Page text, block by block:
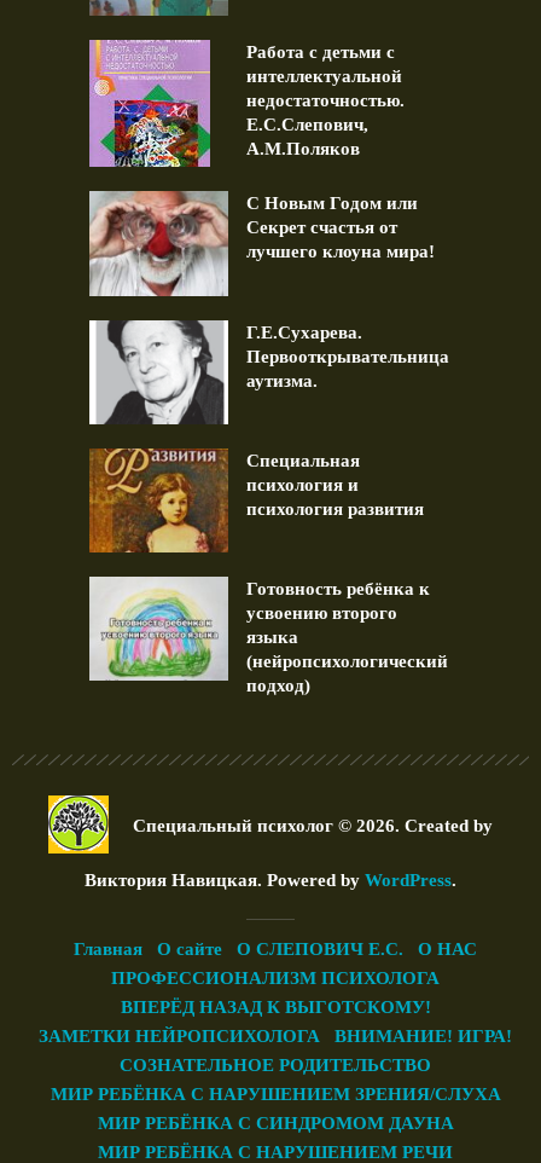
Работа с детьми с
интеллектуальной
недостаточностью.
Е.С.Слепович,
А.М.Поляков
С Новым Годом или
Секрет счастья от
лучшего клоуна мира!
Г.Е.Сухарева.
Первооткрывательница
аутизма.
Специальная
психология и
психология развития
Готовность ребёнка к
усвоению второго
языка
(нейропсихологический
подход)
Специальный психолог © 2026. Created by
Виктория Навицкая. Powered by WordPress.
Главная О сайте О СЛЕПОВИЧ Е.С.
О НАС
ПРОФЕССИОНАЛИЗМ ПСИХОЛОГА
ВПЕРЁД НАЗАД К ВЫГОТСКОМУ!
ЗАМЕТКИ НЕЙРОПСИХОЛОГА
ВНИМАНИЕ! ИГРА!
СОЗНАТЕЛЬНОЕ РОДИТЕЛЬСТВО
МИР РЕБЁНКА С НАРУШЕНИЕМ ЗРЕНИЯ/СЛУХА
МИР РЕБЁНКА С СИНДРОМОМ ДАУНА
МИР РЕБЁНКА С НАРУШЕНИЕМ РЕЧИ